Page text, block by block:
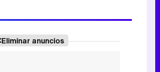
Eliminar anuncios